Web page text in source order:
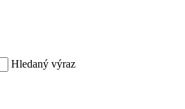
Hledaný výraz